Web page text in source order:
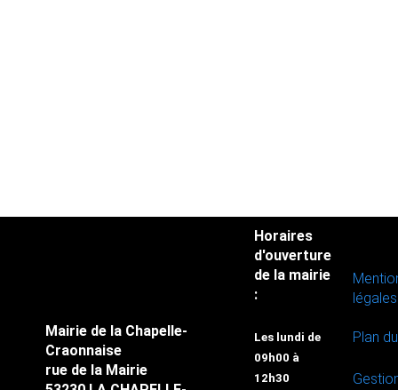
Mairie de la Chapelle-
Craonnaise
rue de la Mairie
Horaires
d'ouverture
de la mairie
:
Les lundi de
09h00 à
12h30
légales
Plan